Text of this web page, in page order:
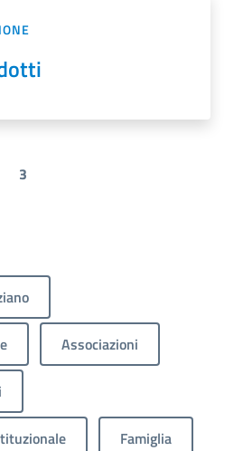
3
Associazioni
Famiglia